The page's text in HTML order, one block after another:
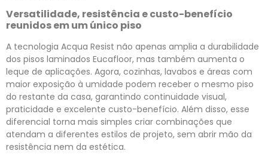
Versatilidade, resistência e custo-benefício
reunidos em um único piso
A tecnologia Acqua Resist não apenas amplia a durabilidade
dos pisos laminados Eucafloor, mas também aumenta o
leque de aplicações. Agora, cozinhas, lavabos e áreas com
maior exposição à umidade podem receber o mesmo piso
do restante da casa, garantindo continuidade visual,
praticidade e excelente custo-benefício. Além disso, esse
diferencial torna mais simples criar combinações que
atendam a diferentes estilos de projeto, sem abrir mão da
resistência nem da estética.